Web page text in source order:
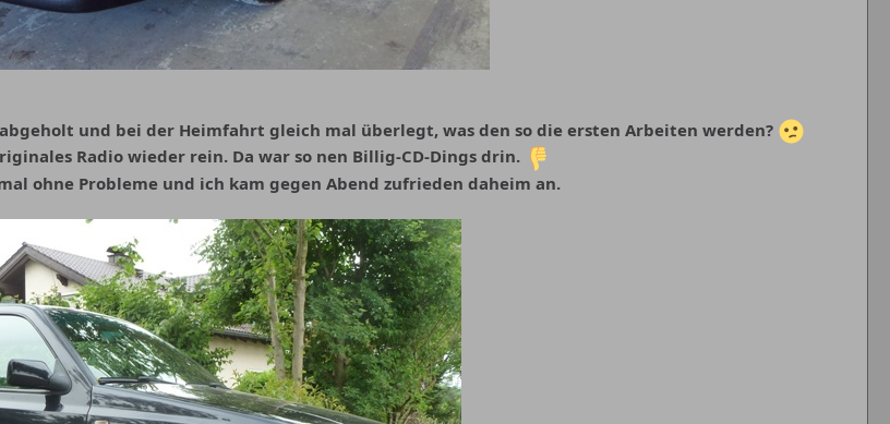
und bei der Heimfahrt gleich mal überlegt, was den so die ersten Arbeiten werden?
Radio wieder rein. Da war so nen Billig-CD-Dings drin.
ohne Probleme und ich kam gegen Abend zufrieden daheim an.